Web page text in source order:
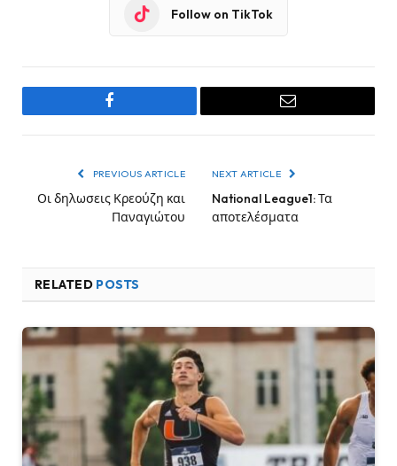
Follow on TikTok
Facebook Email
PREVIOUS ARTICLE
Οι δηλωσεις Κρεούζη και
Παναγιώτου
NEXT ARTICLE
National League1: Τα
αποτελέσματα
RELATED POSTS